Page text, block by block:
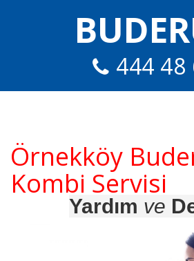
444 48
Örnekköy
Kombi Servisi
Yardım ve